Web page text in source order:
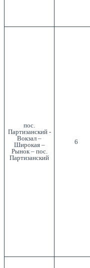
пос.
Партизанский -
Вокзал –
Широкая –
Рынок – пос.
Партизанский
6